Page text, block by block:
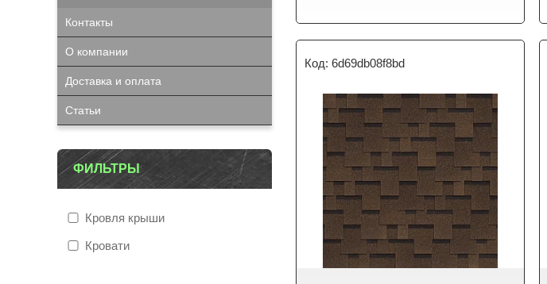
6d69db08f8bd
Контакты
О компании
Доставка и оплата
Статьи
ФИЛЬТРЫ
Кровля крыши
Кровати